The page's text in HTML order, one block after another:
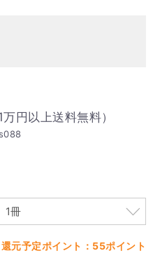
円以上送料無料）
還元予定ポイント：55ポイント